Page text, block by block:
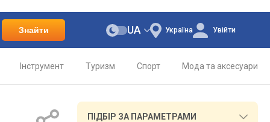
Знайти Україна
UA Увійти
Інструмент Туризм Спорт Мода та аксесуари
ПІДБІР ЗА ПАРАМЕТРАМИ